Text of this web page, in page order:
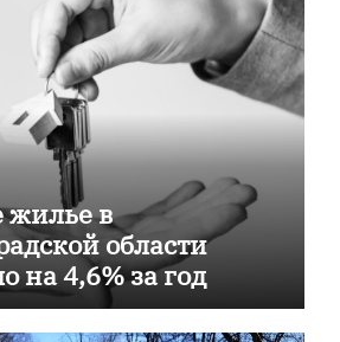
жилье в
области
на 4,6% за год